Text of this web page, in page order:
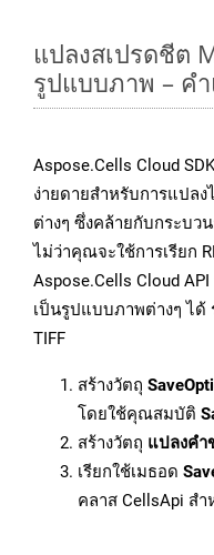
แปลงสเปรดชีต
รูปแบบภาพ – ค
Aspose.Cells Cloud
ง่ายดายสำหรับการแปล
ต่างๆ ซึ่งคล้ายกับกระบว
ไม่ว่าคุณจะใช้การเรียก
Aspose.Cells Cloud
เป็นรูปแบบภาพต่างๆ ได้
TIFF
สร้างวัตถุ
โดยใช้คุณสมบัติ
สร้างวัตถุ แปลงคำ
เรียกใช้เมธอด
คลาส CellsApi สำ